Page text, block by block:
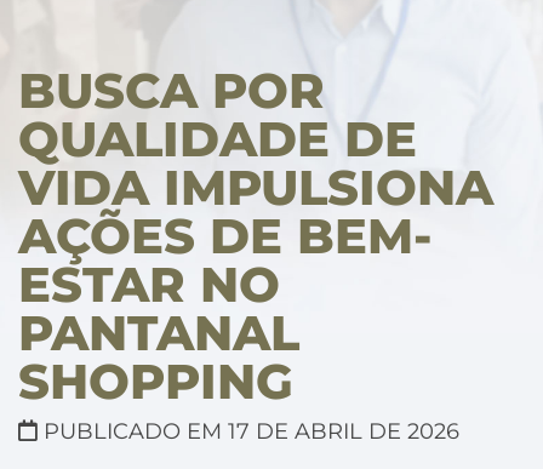
BUSCA POR
QUALIDADE DE
VIDA IMPULSIONA
AÇÕES DE BEM-
ESTAR NO
PANTANAL
SHOPPING
PUBLICADO EM 17 DE ABRIL DE 2026